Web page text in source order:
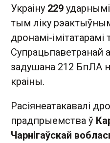
Украіну 229
тым ліку
дронамі-імітатарамі
Супрацьпаветранай
задушана 212 БпЛА
краіны.
Расіянеатакавалі
прадпрыемства ў
Чарнігаўскай